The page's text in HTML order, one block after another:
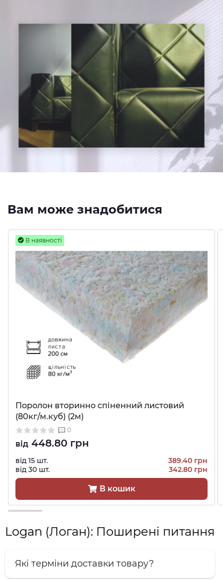
Вам може знадобитися
В наявності
Поролон вторинно спіненний листовий
(80кг/м.куб) (2м)
0
від 448.80 грн
від 15 шт.
389.40 грн
від 30 шт.
342.80 грн
В кошик
Logan (Логан): Поширені питання
Які терміни доставки товару?